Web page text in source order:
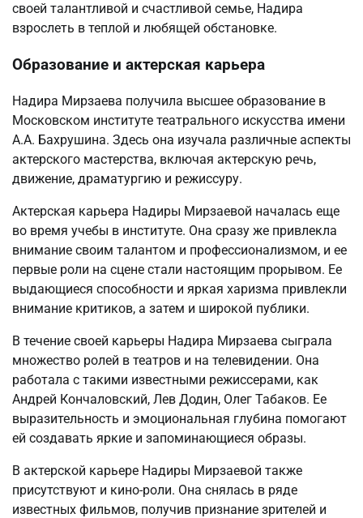
своей талантливой и счастливой семье, Надира
взрослеть в теплой и любящей обстановке.
Образование и актерская карьера
Надира Мирзаева получила высшее образование в
Московском институте театрального искусства имени
А.А. Бахрушина. Здесь она изучала различные аспекты
актерского мастерства, включая актерскую речь,
движение, драматургию и режиссуру.
Актерская карьера Надиры Мирзаевой началась еще
во время учебы в институте. Она сразу же привлекла
внимание своим талантом и профессионализмом, и ее
первые роли на сцене стали настоящим прорывом. Ее
выдающиеся способности и яркая харизма привлекли
внимание критиков, а затем и широкой публики.
В течение своей карьеры Надира Мирзаева сыграла
множество ролей в театров и на телевидении. Она
работала с такими известными режиссерами, как
Андрей Кончаловский, Лев Додин, Олег Табаков. Ее
выразительность и эмоциональная глубина помогают
ей создавать яркие и запоминающиеся образы.
В актерской карьере Надиры Мирзаевой также
присутствуют и кино-роли. Она снялась в ряде
известных фильмов, получив признание зрителей и